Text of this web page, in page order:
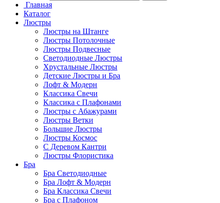
Главная
Каталог
Люстры
Люстры на Штанге
Люстры Потолочные
Люстры Подвесные
Светодиодные Люстры
Хрустальные Люстры
Детские Люстры и Бра
Лофт & Модерн
Классика Свечи
Классика с Плафонами
Люстры с Абажурами
Люстры Ветки
Большие Люстры
Люстры Космос
С Деревом Кантри
Люстры Флористика
Бра
Бра Светодиодные
Бра Лофт & Модерн
Бра Классика Свечи
Бра с Плафоном